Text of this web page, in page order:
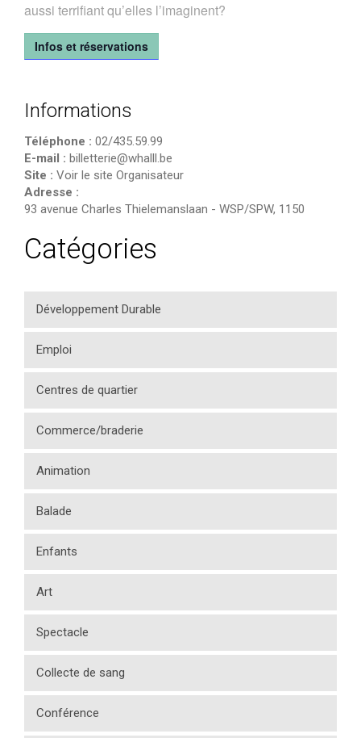
aussi terrifiant qu’elles l’imaginent?
Infos et réservations
Informations
Téléphone : 02/435.59.99
E-mail : billetterie@whalll.be
Site : Voir le site Organisateur
Adresse :
93 avenue Charles Thielemanslaan - WSP/SPW, 1150
Catégories
Développement Durable
Emploi
Centres de quartier
Commerce/braderie
Animation
Balade
Enfants
Art
Spectacle
Collecte de sang
Conférence